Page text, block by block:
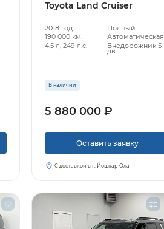
Toyota Land Cruiser
2018 год
Полный
190 000 км.
Автоматическая
4.5 л, 249 л.с.
Внедорожник 5
дв.
В наличии
5 880 000 ₽
Оставить заявку
С доставкой в г. Йошкар-Ола